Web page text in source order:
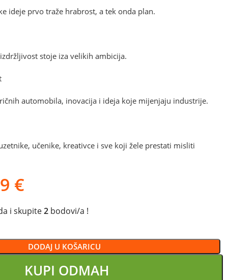
ideje prvo traže hrabrost, a tek onda plan.
stoje iza velikih ambicija.
automobila, inovacija i ideja koje mijenjaju industrije.
učenike, kreativce i sve koji žele prestati misliti
€
i skupite2bodovi/a !
DODAJ U KOŠARICU
KUPI ODMAH